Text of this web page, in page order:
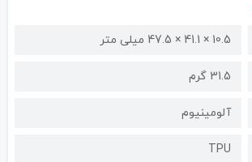
10.5 × 41.1 × 47.5 میلی متر
31.5 گرم
آلومینیوم
TPU